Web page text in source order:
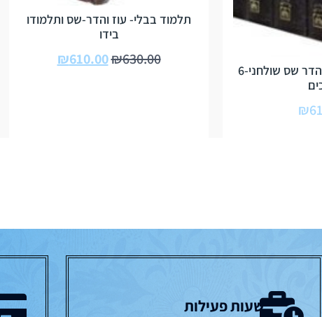
-תלמוד בבלי עוז והדר שס שולחני-6
₪
תלמוד בבלי- עוז והדר-שס ותלמודו
בידו
₪630.00
₪610.00
שעות פעילות